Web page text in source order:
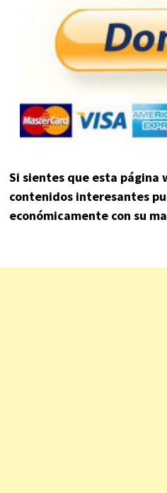
Si sientes que esta
contenidos interesantes
económicamente con su